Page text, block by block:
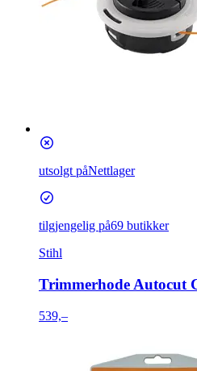
utsolgt påNettlager
tilgjengelig på69 butikker
Stihl
Trimmerhode Autocut
539,–